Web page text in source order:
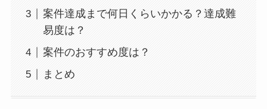
案件達成まで何日くらいかかる？達成難
易度は？
案件のおすすめ度は？
まとめ